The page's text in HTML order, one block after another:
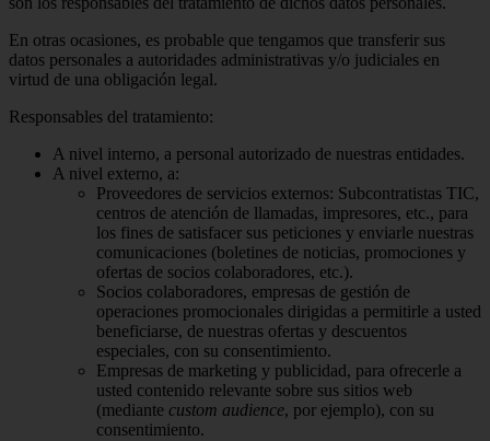
En otras ocasiones, es probable que tengamos que transferir sus
datos personales a autoridades administrativas y/o judiciales en
virtud de una obligación legal.
Responsables del tratamiento:
A nivel interno, a personal autorizado de nuestras entidades.
A nivel externo, a:
Proveedores de servicios externos: Subcontratistas TIC,
centros de atención de llamadas, impresores, etc., para
los fines de satisfacer sus peticiones y enviarle nuestras
comunicaciones (boletines de noticias, promociones y
ofertas de socios colaboradores, etc.).
Socios colaboradores, empresas de gestión de
operaciones promocionales dirigidas a permitirle a usted
beneficiarse, de nuestras ofertas y descuentos
especiales, con su consentimiento.
Empresas de marketing y publicidad, para ofrecerle a
usted contenido relevante sobre sus sitios web
(mediante custom audience, por ejemplo), con su
consentimiento.